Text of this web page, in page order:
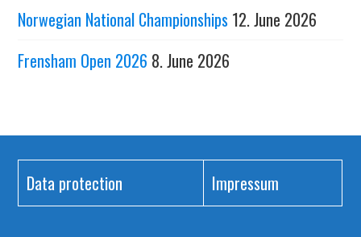
Norwegian National Championships 12. June 2026
Frensham Open 2026 8. June 2026
Data protection Impressum